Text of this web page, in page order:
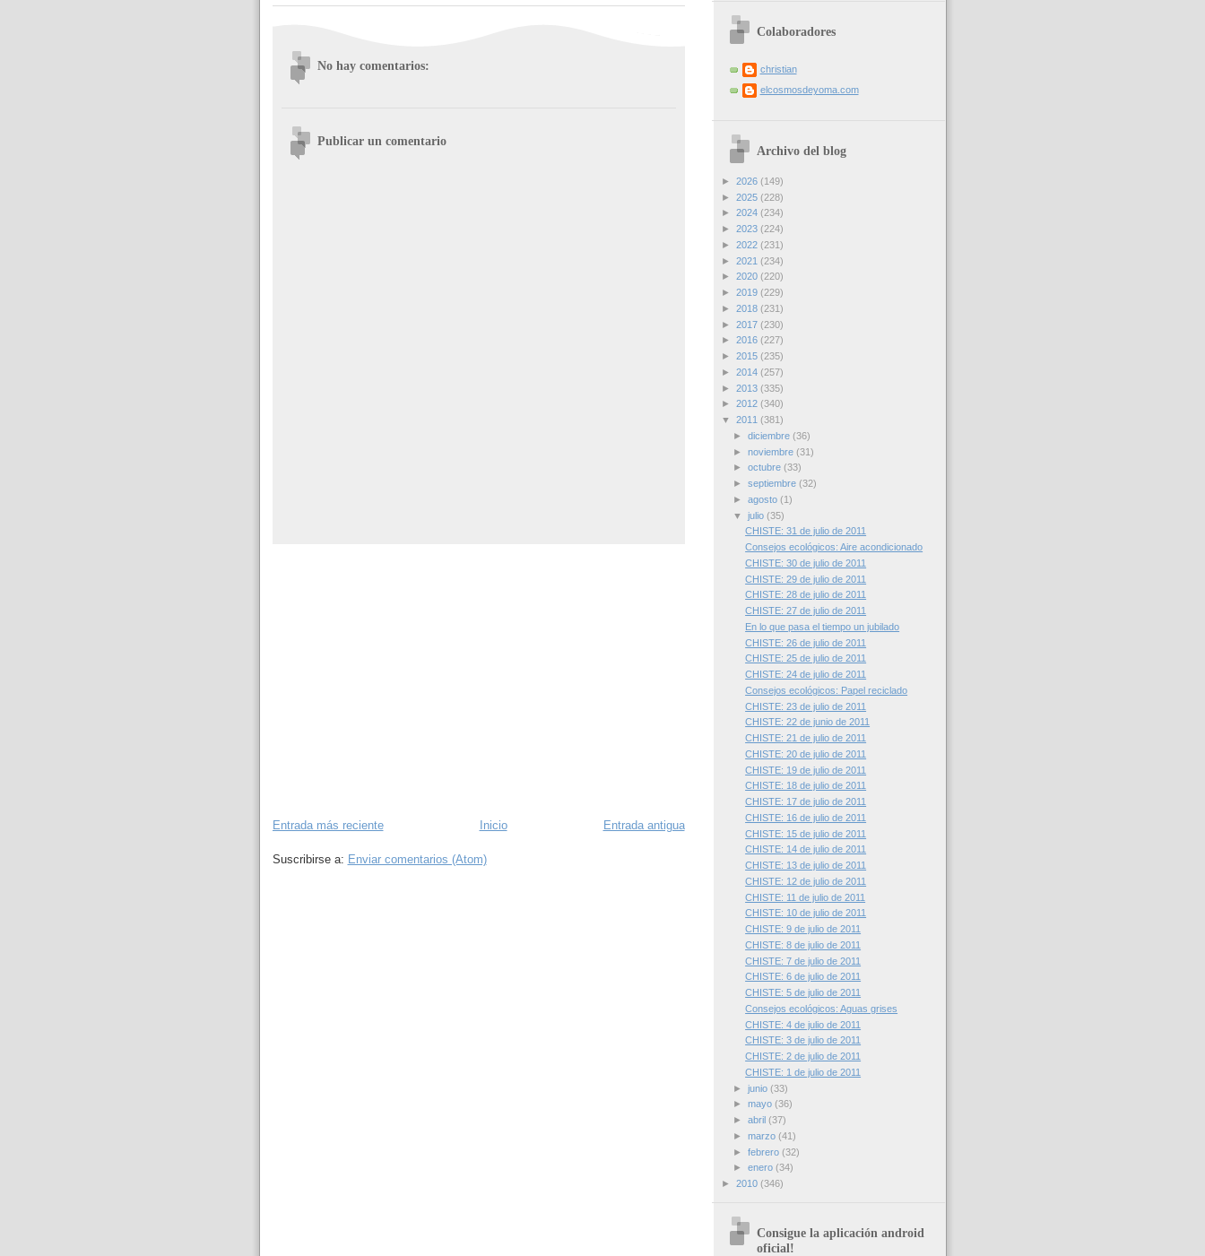
No hay comentarios:
Publicar un comentario
Entrada más reciente Entrada antigua
Inicio
Suscribirse a: Enviar comentarios (Atom)
Colaboradores
christian
elcosmosdeyoma.com
Archivo del blog
► 2026 (149)
► 2025 (228)
► 2024 (234)
► 2023 (224)
► 2022 (231)
► 2021 (234)
► 2020 (220)
► 2019 (229)
► 2018 (231)
► 2017 (230)
► 2016 (227)
► 2015 (235)
► 2014 (257)
► 2013 (335)
► 2012 (340)
▼ 2011 (381)
► diciembre (36)
► noviembre (31)
► octubre (33)
► septiembre (32)
► agosto (1)
▼ julio (35)
CHISTE: 31 de julio de 2011
Consejos ecológicos: Aire acondicionado
CHISTE: 30 de julio de 2011
CHISTE: 29 de julio de 2011
CHISTE: 28 de julio de 2011
CHISTE: 27 de julio de 2011
En lo que pasa el tiempo un jubilado
CHISTE: 26 de julio de 2011
CHISTE: 25 de julio de 2011
CHISTE: 24 de julio de 2011
Consejos ecológicos: Papel reciclado
CHISTE: 23 de julio de 2011
CHISTE: 22 de junio de 2011
CHISTE: 21 de julio de 2011
CHISTE: 20 de julio de 2011
CHISTE: 19 de julio de 2011
CHISTE: 18 de julio de 2011
CHISTE: 17 de julio de 2011
CHISTE: 16 de julio de 2011
CHISTE: 15 de julio de 2011
CHISTE: 14 de julio de 2011
CHISTE: 13 de julio de 2011
CHISTE: 12 de julio de 2011
CHISTE: 11 de julio de 2011
CHISTE: 10 de julio de 2011
CHISTE: 9 de julio de 2011
CHISTE: 8 de julio de 2011
CHISTE: 7 de julio de 2011
CHISTE: 6 de julio de 2011
CHISTE: 5 de julio de 2011
Consejos ecológicos: Aguas grises
CHISTE: 4 de julio de 2011
CHISTE: 3 de julio de 2011
CHISTE: 2 de julio de 2011
CHISTE: 1 de julio de 2011
► junio (33)
► mayo (36)
► abril (37)
► marzo (41)
► febrero (32)
► enero (34)
► 2010 (346)
Consigue la aplicación android
oficial!